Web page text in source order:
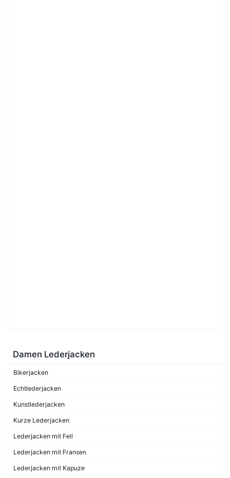
Damen Lederjacken
Bikerjacken
Echtlederjacken
Kunstlederjacken
Kurze Lederjacken
Lederjacken mit Fell
Lederjacken mit Fransen
Lederjacken mit Kapuze